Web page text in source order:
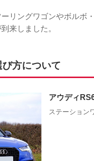
リングワゴンやボルボ
来しました。
方について
アウディ
ステーション